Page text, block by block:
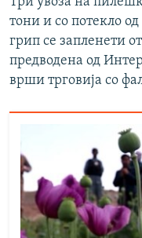
тони и со потекло
грип се запленети
предводена од
врши трговија со